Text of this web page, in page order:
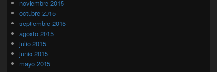
noviembre 2015
octubre 2015
septiembre 2015
agosto 2015
julio 2015
junio 2015
mayo 2015